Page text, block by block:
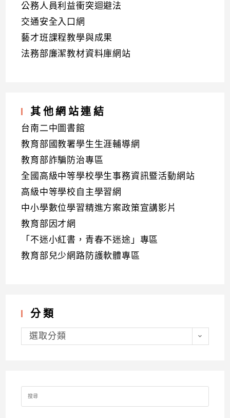
公務人員利益衝突迴避法
交通安全入口網
藝才班課程教學與成果
法務部廉潔教材資料庫網站
其他網站連結
台南二中圖書館
教育部國教署學生生涯輔導網
教育部詐騙防治專區
全國高級中等學校學生事務資訊暨活動網站
高級中等學校自主學習網
中小學數位學習精進方案政策宣講影片
教育部因才網
「不迷小紅書，青春不迷途」專區
教育部兒少網路防護軟體專區
分類
分
類選取分類
Search
for: